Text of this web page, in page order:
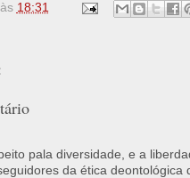
às 18:31
pala diversidade, e a
da ética